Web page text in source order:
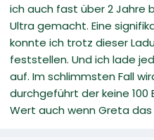
ich auch fast über 2 Jahre
Ultra gemacht. Eine
konnte ich trotz dieser
feststellen. Und ich lade
auf. Im schlimmsten Fall
durchgeführt der keine 100
Wert auch wenn Greta